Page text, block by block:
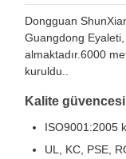
Dongguan
Guangdong
almaktadır.6000
kuruldu..
Kalite güvencesi
ISO9001:2005
UL, KC, PSE,